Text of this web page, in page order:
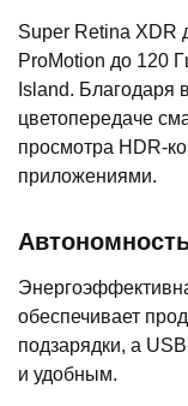
Super Retina XDR
ProMotion до 120
Island. Благодаря
цветопередаче
просмотра HDR-
приложениями.
обеспечивает
подзарядки, а
и удобным.